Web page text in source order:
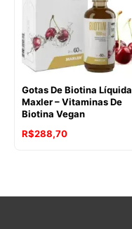
Gotas De Biotina Líquida
Maxler – Vitaminas De
Biotina Vegan
R$288,70